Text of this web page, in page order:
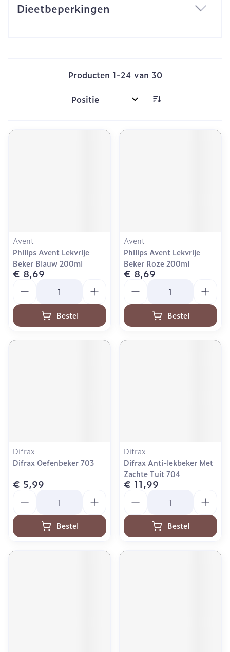
Dieetbeperkingen
Producten 1-24 van 30
Sorteer op:
Avent
Philips Avent Lekvrije
Beker Blauw 200ml
€ 8,69
Bestel
Avent
Philips Avent Lekvrije
Beker Roze 200ml
€ 8,69
Bestel
Difrax
Difrax Oefenbeker 703
€ 5,99
Bestel
Difrax
Difrax Anti-lekbeker Met
Zachte Tuit 704
€ 11,99
Bestel